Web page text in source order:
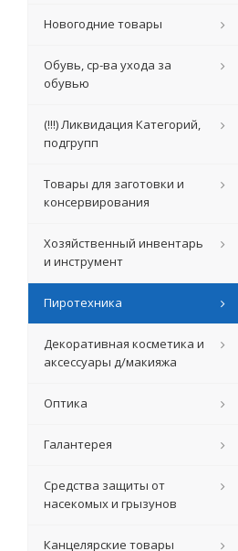
Новогодние товары
Обувь, ср-ва ухода за
обувью
(!!!) Ликвидация Категорий,
подгрупп
Товары для заготовки и
консервирования
Хозяйственный инвентарь
и инструмент
Пиротехника
Декоративная косметика и
аксессуары д/макияжа
Оптика
Галантерея
Средства защиты от
насекомых и грызунов
Канцелярские товары